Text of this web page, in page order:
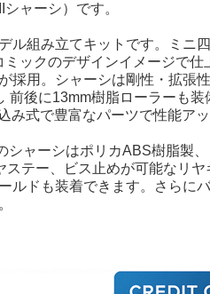
ャーシ）です。
組み立てキットです。ミニ
ックのデザインイメージで仕
採用。シャーシは剛性・拡張
後に13mm樹脂ローラーも装
式で豊富なパーツで性能アッ
ャーシはポリカABS樹脂製
テー、ビス止めが可能なリ
ルドも装着できます。さらに